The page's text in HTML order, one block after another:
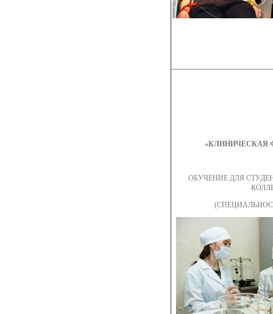
«КЛИНИЧЕСКАЯ
ОБУЧЕНИЕ ДЛЯ